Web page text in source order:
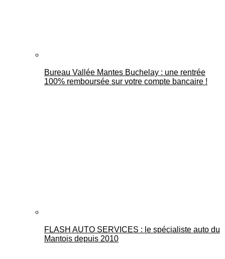
Bureau Vallée Mantes Buchelay : une rentrée
100% remboursée sur votre compte bancaire !
FLASH AUTO SERVICES : le spécialiste auto du
Mantois depuis 2010